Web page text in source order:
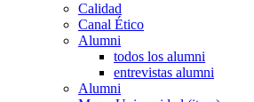
Calidad
Canal Ético
Alumni
todos los alumni
entrevistas alumni
Alumni